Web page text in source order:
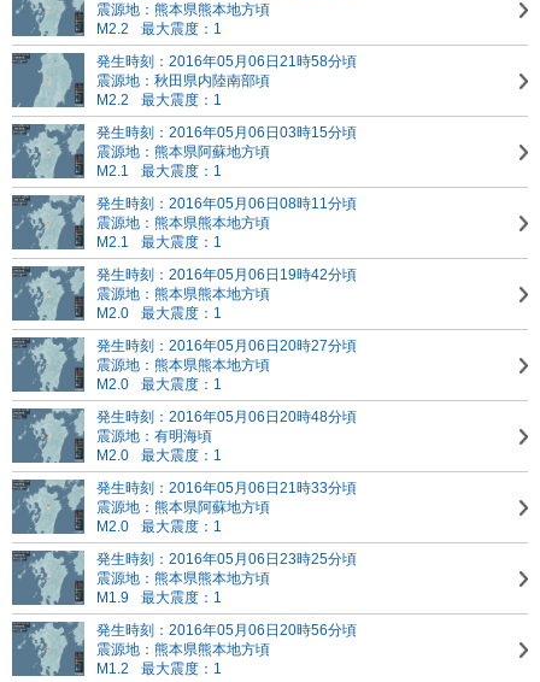
震源地：熊本県熊本地方頃
M2.2
最大震度：1
発生時刻：2016年05月06日21時58分頃
震源地：秋田県内陸南部頃
M2.2
最大震度：1
発生時刻：2016年05月06日03時15分頃
震源地：熊本県阿蘇地方頃
M2.1
最大震度：1
発生時刻：2016年05月06日08時11分頃
震源地：熊本県熊本地方頃
M2.1
最大震度：1
発生時刻：2016年05月06日19時42分頃
震源地：熊本県熊本地方頃
M2.0
最大震度：1
発生時刻：2016年05月06日20時27分頃
震源地：熊本県熊本地方頃
M2.0
最大震度：1
発生時刻：2016年05月06日20時48分頃
震源地：有明海頃
M2.0
最大震度：1
発生時刻：2016年05月06日21時33分頃
震源地：熊本県阿蘇地方頃
M2.0
最大震度：1
発生時刻：2016年05月06日23時25分頃
震源地：熊本県熊本地方頃
M1.9
最大震度：1
発生時刻：2016年05月06日20時56分頃
震源地：熊本県熊本地方頃
M1.2
最大震度：1